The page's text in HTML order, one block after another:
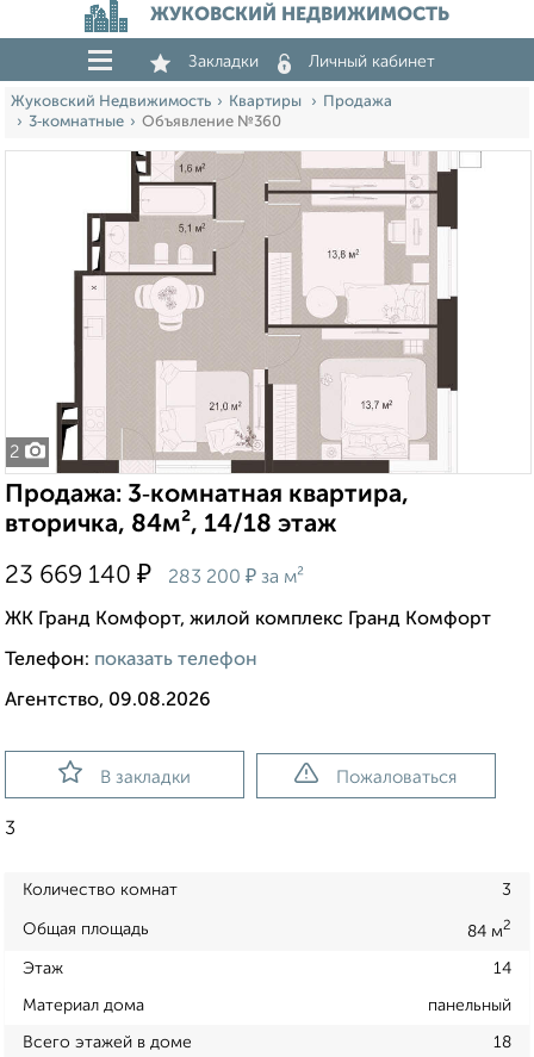
ЖУКОВСКИЙ НЕДВИЖИМОСТЬ
Закладки Личный кабинет
Жуковский Недвижимость Квартиры
Продажа
3‑комнатные
Объявление №360
2
Продажа: 3‑комнатная квартира,
вторичка, 84м², 14/18 этаж
23 669 140 ₽ 283 200 ₽ за м²
ЖК Гранд Комфорт, жилой комплекс Гранд Комфорт
Телефон: показать телефон
Агентство, 09.08.2026
В закладки Пожаловаться
3
Количество комнат 3
Общая площадь 84 м2
Этаж 14
Материал дома панельный
Всего этажей в доме 18